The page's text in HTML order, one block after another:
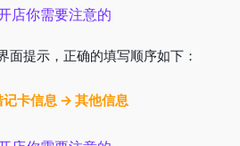
面提示，正确的填写顺序如下：
卡信息 -> 其他信息